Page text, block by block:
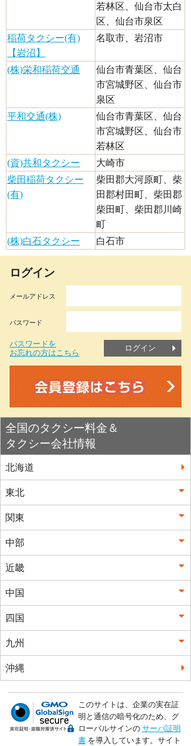
若林区、仙台市太白
区、仙台市泉区
稲荷タクシー(有)
【岩沼】
名取市、岩沼市
(株)栄和稲荷交通
仙台市青葉区、仙台
市宮城野区、仙台市
泉区
平和交通(株)
仙台市青葉区、仙台
市宮城野区、仙台市
若林区
(資)共和タクシー
大崎市
柴田稲荷タクシー
(有)
柴田郡大河原町、柴
田郡村田町、柴田郡
柴田町、柴田郡川崎
町
(株)白石タクシー
白石市
ログイン
メールアドレス
パスワード
パスワードを
お忘れの方はこちら
ログイン
全国のタクシー料金＆
タクシー会社情報
北海道
東北
関東
中部
近畿
中国
四国
九州
沖縄
このサイトは、企業の実在証
明と通信の暗号化のため、グ
ローバルサインの サーバ証明
書を導入しています。サイト